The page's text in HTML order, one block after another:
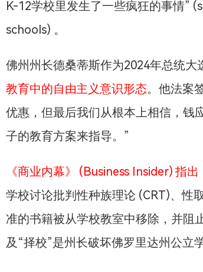
K-12学校里发生了一些疯狂的事情”
schools) 。
佛州州长德桑蒂斯作为2024年总统
教育中的自由主义意识形态。他法案
优惠，但最后我们从根本上相信，钱
子的教育方案来指导。”
《商业内幕》 (Business Insider) 指出
学校讨论批判性种族理论 (CRT)、性
准的书籍被从学校教室中移除，并阻
及“择校”是州长破坏佛罗里达州公立